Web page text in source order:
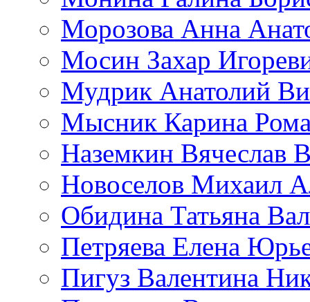
Морозова Анна
Мосин Захар
Мудрик Анатолий
Мысник Карина
Наземкин Вячеслав
Новоселов Михаил
Обидина Татьяна
Петряева Елена
Пигуз Валентина